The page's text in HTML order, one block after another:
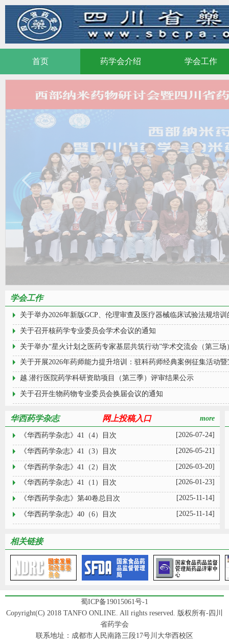
首页
药学会介绍
药学会介绍
学会工作
学会工作
学会工作
关于举办2026年新版GCP、伦理审查及医疗器械临床试验法规培训
关于召开核药学专业委员会学术会议的通知
关于举办“星火计划之医药专家基层共筑行动”学术交流会（第三场
关于开展2026年药师能力提升培训：驻科药师经典案例征集活动
越.潜行医院药学科研资助项目（第三季）评审结果公示
关于召开生物药物专业委员会换届会议的通知
华西药学杂志 网上投稿入口 more
《华西药学杂志》41（4）目次 [2026-07-24]
《华西药学杂志》41（3）目次 [2026-05-21]
《华西药学杂志》41（2）目次 [2026-03-20]
《华西药学杂志》41（1）目次 [2026-01-23]
《华西药学杂志》第40卷总目次 [2025-11-14]
《华西药学杂志》40（6）目次 [2025-11-14]
相关链接
蜀ICP备19015061号-1
Copyright(C) 2018 TANFO ONLINE. All rights reserved. 版权所有-四川
省药学会
联系地址：成都市人民南路三段17号川大华西校区